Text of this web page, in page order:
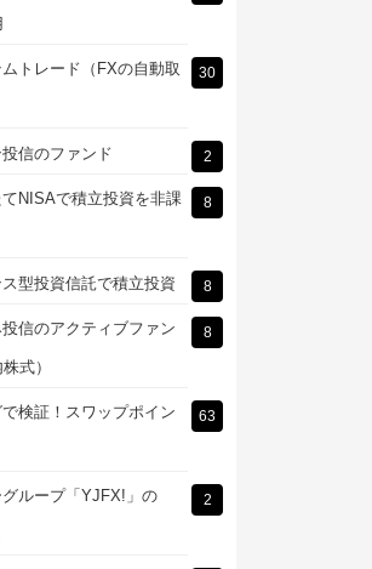
トレード（FXの自動取 30
信のファンド 2
NISAで積立投資を非課 8
型投資信託で積立投資 8
信のアクティブファン
式）
8
検証！スワップポイン 63
グループ「YJFX!」の 2